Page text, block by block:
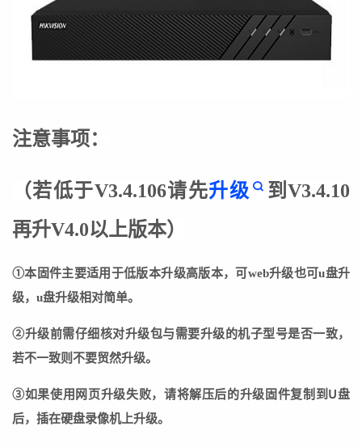
注意事项：
（若低于V3.4.106请先升级 到V3.4.10
再升V4.0以上版本）
①本固件主要适用于低版本升级高版本，可web升级也可u盘升
级，u盘升级相对简单。
②升级前需仔细核对升级包与需要升级的机子型号是否一致，
若不一致则不要贸然升级。
③如果使用网页升级失败，请将解压后的升级固件复制到U盘
后，插在硬盘录像机上升级。